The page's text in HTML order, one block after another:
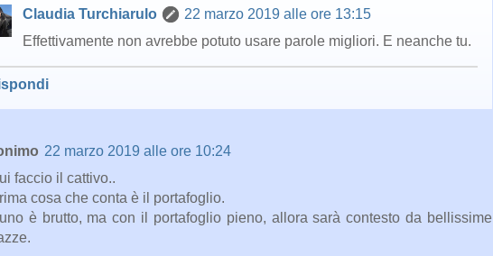
Claudia Turchiarulo
22 marzo 2019 alle ore 13:15
Effettivamente non avrebbe potuto usare parole migliori. E neanche tu.
22 marzo 2019 alle ore 10:24
faccio il cattivo..
cosa che conta è il portafoglio.
è brutto, ma con il portafoglio pieno, allora sarà contesto da bellissime